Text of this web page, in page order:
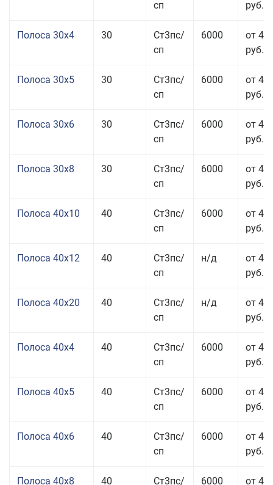
сп руб.
Полоса 30x4 30
Ст3пс/
сп
6000
от 43
руб.
Полоса 30x5 30
Ст3пс/
сп
6000
от 43
руб.
Полоса 30x6 30
Ст3пс/
сп
6000
от 46
руб.
Полоса 30x8 30
Ст3пс/
сп
6000
от 44
руб.
Полоса 40x10 40
Ст3пс/
сп
6000
от 45
руб.
Полоса 40x12 40
Ст3пс/
сп
н/д
от 44
руб.
Полоса 40x20 40
Ст3пс/
сп
н/д
от 47
руб.
Полоса 40x4 40
Ст3пс/
сп
6000
от 43
руб.
Полоса 40x5 40
Ст3пс/
сп
6000
от 43
руб.
Полоса 40x6 40
Ст3пс/
сп
6000
от 43
руб.
Полоса 40x8 40
Ст3пс/
6000
от 43